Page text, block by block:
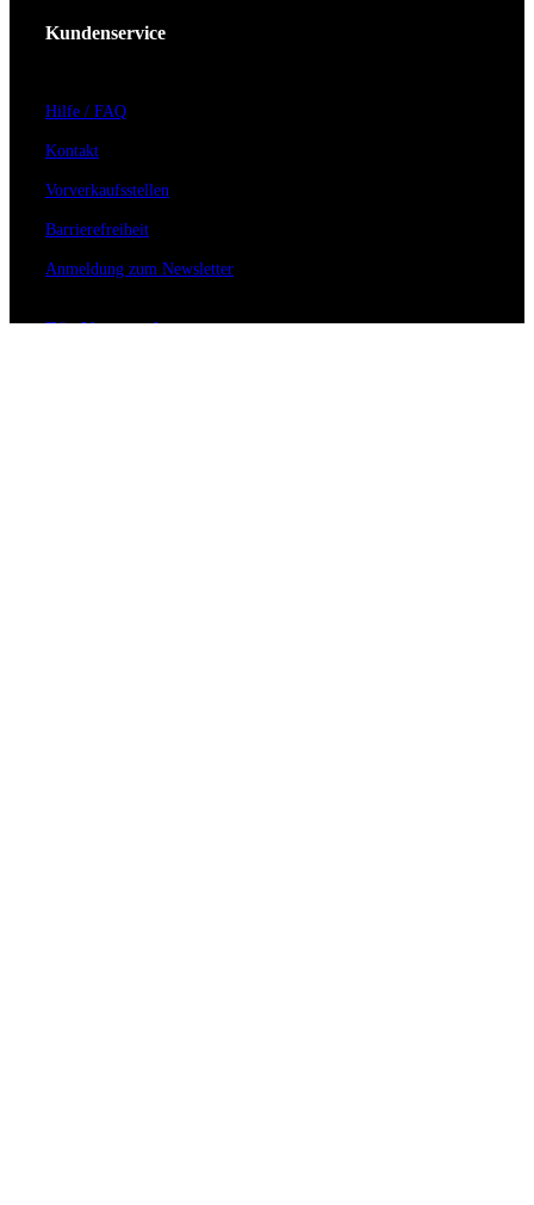
Kundenservice
Hilfe / FAQ
Kontakt
Vorverkaufsstellen
Barrierefreiheit
Anmeldung zum Newsletter
Für Veranstalter